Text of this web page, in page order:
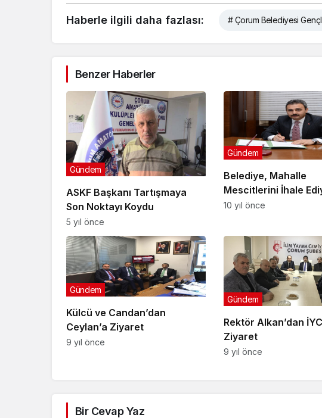
Haberle ilgili daha fazlası: # Çorum Belediyesi
Benzer Haberler
ASKF Başkanı Tartışmaya
Son Noktayı Koydu
Gündem
5 yıl önce
Belediye, Mahalle
Mescitlerini İhale
Gündem
10 yıl önce
Külcü ve Candan’dan
Ceylan’a Ziyaret
Gündem
9 yıl önce
Rektör Alkan’dan
Ziyaret
Gündem
9 yıl önce
Bir Cevap Yaz